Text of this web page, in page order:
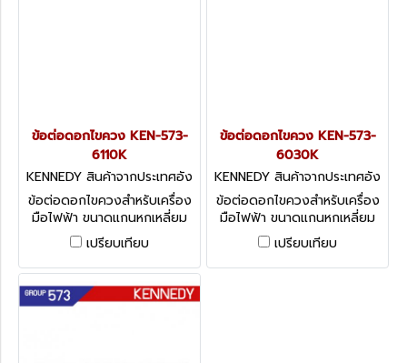
ข้อต่อดอกไขควง KEN-573-
6110K
KENNEDY สินค้าจากประเทศอัง
กฤษ-1
ข้อต่อดอกไขควงสำหรับเครื่อง
มือไฟฟ้า ขนาดแกนหกเหลี่ยม
5/16" KENNEDY Screwdriver
Bits: 5/16" Desoutter Shank
Adaptors - Magnetic with
Retainer
เปรียบเทียบ
ข้อต่อดอกไขควง KEN-573-
6030K
KENNEDY สินค้าจากประเทศอัง
กฤษ-1
ข้อต่อดอกไขควงสำหรับเครื่อง
มือไฟฟ้า ขนาดแกนหกเหลี่ยม
5/16" KENNEDY Screwdriver
Bits: 5/16" Desoutter Shank
Adaptors - Magnetic with
เปรียบเทียบ